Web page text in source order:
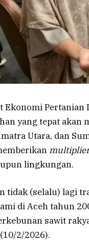
Ekonomi Pertanian
yang tepat
Utara, dan
lingkungan.
tidak (selalu) lagi
di Aceh tahun
sawit
2/2026).